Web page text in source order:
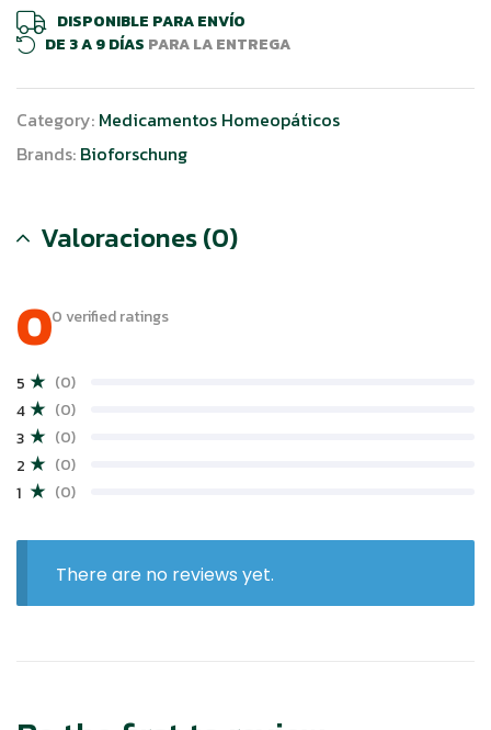
DISPONIBLE PARA ENVÍO
DE 3 A 9 DÍAS PARA LA ENTREGA
Category: Medicamentos Homeopáticos
Brands: Bioforschung
Valoraciones (0)
00 verified ratings
1 (0)
2 (0)
3 (0)
4 (0)
5 (0)
There are no reviews yet.